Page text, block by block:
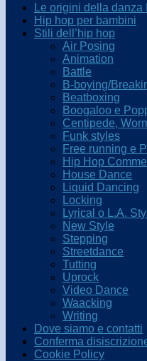
Le origini della danza
Hip hop per bambini
Stili dell’hip hop
Air Posing
Animation
Battle
B-boying/
Beatboxing
Boogaloo e
Centipede,
Funk styles
Free running e
Hip Hop
House Dance
Liquid Dancing
Locking
Lyrical o L.A.
New Style
Stepping
Streetdance
Tutting
Uprock
Video Dance
Waacking
Writing
Dove siamo e contatti
Conferma
Cookie Policy